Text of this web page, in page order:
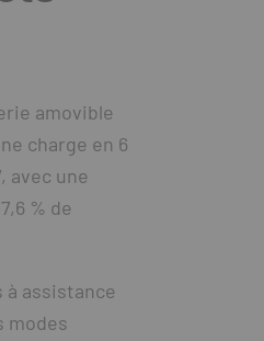
amovible
charge en 6
avec une
% de
assistance
modes